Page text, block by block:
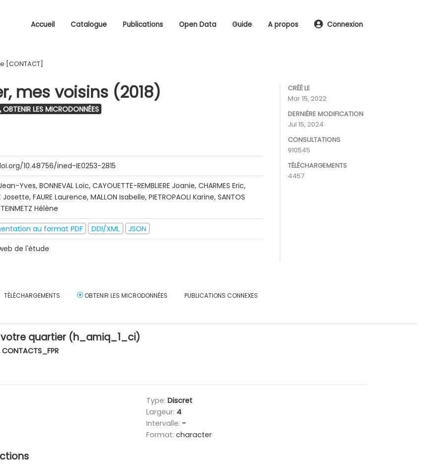
Accueil Catalogue Publications Open Data Guide A propos Connexion
[CONTACT]
mes voisins (2018)
OBTENIR LES MICRODONNÉES
10.48756/ined-IE0253-2815
Yves, BONNEVAL Loïc, CAYOUETTE-REMBLIERE Joanie, CHARMES Eric,
Josette, FAURE Laurence, MALLON Isabelle, PIETROPAOLI Karine, SANTOS
Hélène
au format PDF DDI/XML
JSON
de l'étude
CRÉÉ LE
Mar 15, 2022
DERNIÈRE MODIFICATION
Jul 15, 2024
CONSULTATIONS
910545
TÉLÉCHARGEMENTS
4457
TÉLÉCHARGEMENTS OBTENIR LES MICRODONNÉES PUBLICATIONS CONNEXES
votre quartier (h_amiq_1_ci)
CONTACTS_FPR
Type: Discret
Largeur: 4
Intervalle: -
Format: character